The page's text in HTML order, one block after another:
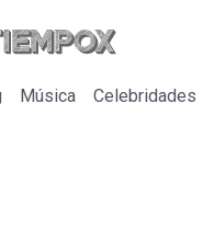
Música Celebridades